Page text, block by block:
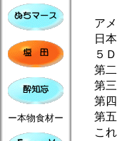
ー本物食材ー
アメリ
日本民
５Ｄ・
第二に
第三に
第四に
第五が
これだ